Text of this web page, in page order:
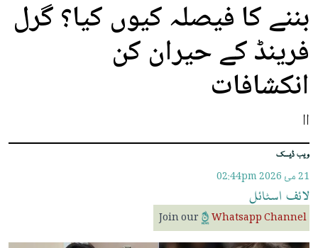
بننے کا فیصلہ کیوں کیا؟ گرل
فرینڈ کے حیران کن
انکشافات
اا
ویب ڈیسک
21 مئ 2026 02:44pm
لائف اسٹائل
Join our Whatsapp Channel